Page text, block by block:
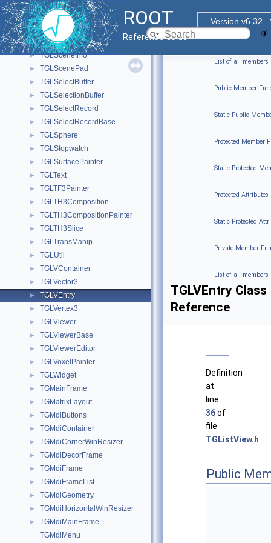
ROOT
Version v6.32
Reference Guide
► TGLSAViewer
► TGLScaleManip
► TGLScene
► TGLSceneBase
► TGLSceneInfo
► TGLScenePad
► TGLSelectBuffer
► TGLSelectionBuffer
► TGLSelectRecord
► TGLSelectRecordBase
► TGLSphere
► TGLStopwatch
► TGLSurfacePainter
► TGLText
► TGLTF3Painter
► TGLTH3Composition
► TGLTH3CompositionPainter
► TGLTH3Slice
► TGLTransManip
► TGLUtil
► TGLVContainer
► TGLVector3
► TGLVEntry
► TGLVertex3
► TGLViewer
► TGLViewerBase
► TGLViewerEditor
► TGLVoxelPainter
► TGLWidget
► TGMainFrame
► TGMatrixLayout
► TGMdiButtons
► TGMdiContainer
► TGMdiCornerWinResizer
► TGMdiDecorFrame
► TGMdiFrame
► TGMdiFrameList
► TGMdiGeometry
► TGMdiHorizontalWinResizer
►
TGMdiMainFrame
TGMdiMenu
List of all members
|
Public Member
|
Static Public
|
Protected Member
|
Static Protected
|
Protected Attributes
|
Static Protected
|
Private Member
|
List of all members
TGLVEntry Class
Reference
Definition
at
line
36of
file
TGListView.h
Public